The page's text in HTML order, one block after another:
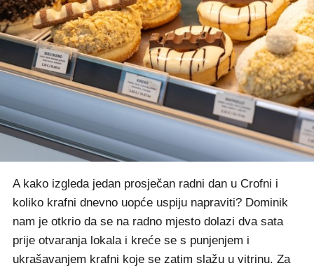
A kako izgleda jedan prosječan radni dan u Crofni i
koliko krafni dnevno uopće uspiju napraviti? Dominik
nam je otkrio da se na radno mjesto dolazi dva sata
prije otvaranja lokala i kreće se s punjenjem i
ukrašavanjem krafni koje se zatim slažu u vitrinu. Za